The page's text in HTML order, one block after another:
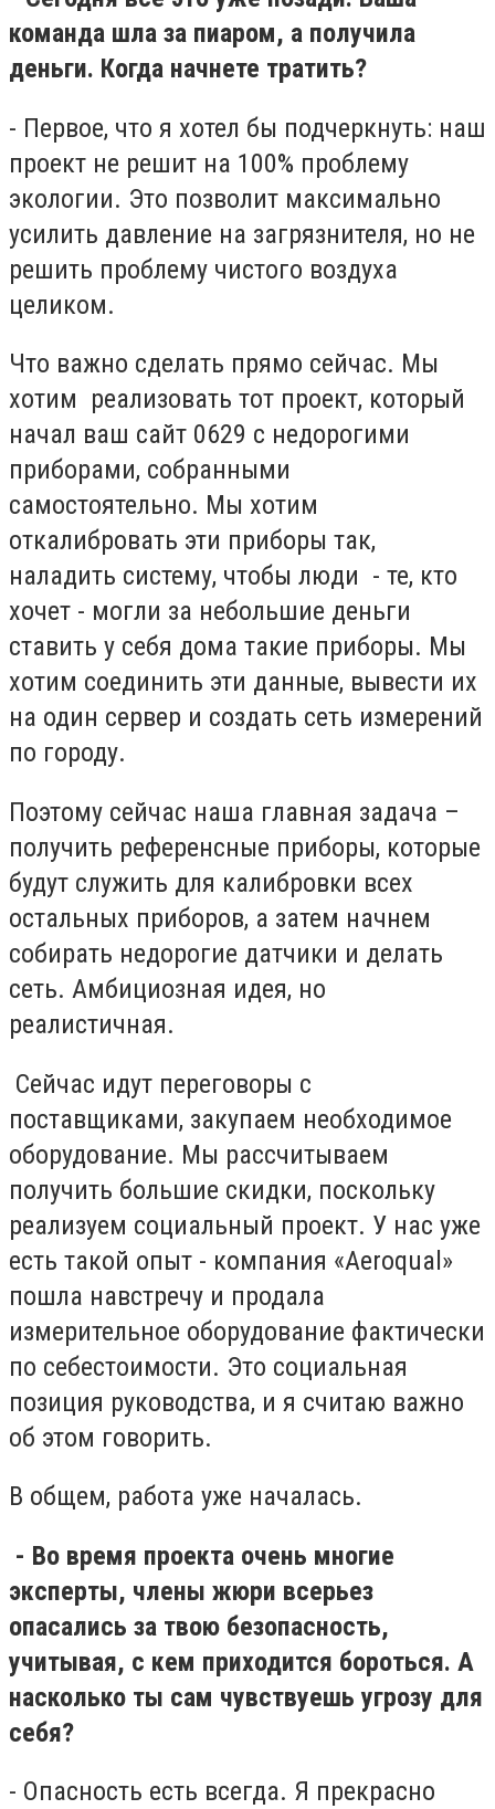
команда шла за пиаром, а получила
деньги. Когда начнете тратить?
- Первое, что я хотел бы подчеркнуть: наш
проект не решит на 100% проблему
экологии. Это позволит максимально
усилить давление на загрязнителя, но не
решить проблему чистого воздуха
целиком.
Что важно сделать прямо сейчас. Мы
хотим реализовать тот проект, который
начал ваш сайт 0629 с недорогими
приборами, собранными
самостоятельно. Мы хотим
откалибровать эти приборы так,
наладить систему, чтобы люди - те, кто
хочет - могли за небольшие деньги
ставить у себя дома такие приборы. Мы
хотим соединить эти данные, вывести их
на один сервер и создать сеть измерений
по городу.
Поэтому сейчас наша главная задача –
получить референсные приборы, которые
будут служить для калибровки всех
остальных приборов, а затем начнем
собирать недорогие датчики и делать
сеть. Амбициозная идея, но
реалистичная.
Сейчас идут переговоры с
поставщиками, закупаем необходимое
оборудование. Мы рассчитываем
получить большие скидки, поскольку
реализуем социальный проект. У нас уже
есть такой опыт - компания «Aeroqual»
пошла навстречу и продала
измерительное оборудование фактически
по себестоимости. Это социальная
позиция руководства, и я считаю важно
об этом говорить.
В общем, работа уже началась.
- Во время проекта очень многие
эксперты, члены жюри всерьез
опасались за твою безопасность,
учитывая, с кем приходится бороться. А
насколько ты сам чувствуешь угрозу для
себя?
- Опасность есть всегда. Я прекрасно